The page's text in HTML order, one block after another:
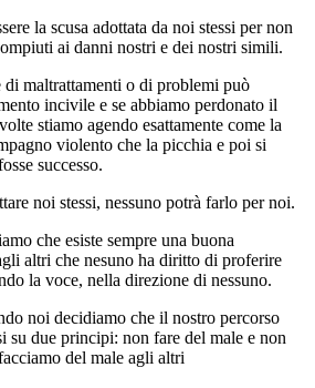
la scusa adottata da noi stessi per non
ai danni nostri e dei nostri simili.
di maltrattamenti o di problemi può
incivile e se abbiamo perdonato il
stiamo agendo esattamente come la
violento che la picchia e poi si
successo.
noi stessi, nessuno potrà farlo per noi.
che esiste sempre una buona
altri che nesuno ha diritto di proferire
la voce, nella direzione di nessuno.
noi decidiamo che il nostro percorso
su due principi: non fare del male e non
del male agli altri